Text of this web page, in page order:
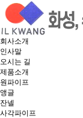
회사소개
인사말
오시는 길
제품소개
원파이프
앵글
잔넬
사각파이프